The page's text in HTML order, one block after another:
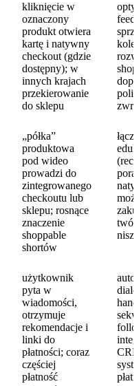
kliknięcie w
oznaczony
produkt otwiera
kartę i natywny
checkout (gdzie
dostępny); w
innych krajach
przekierowanie
do sklepu
„półka”
produktowa
pod wideo
prowadzi do
zintegrowanego
checkoutu lub
sklepu; rosnące
znaczenie
shoppable
shortów
użytkownik
pyta w
wiadomości,
otrzymuje
rekomendacje i
linki do
płatności; coraz
częściej
płatność